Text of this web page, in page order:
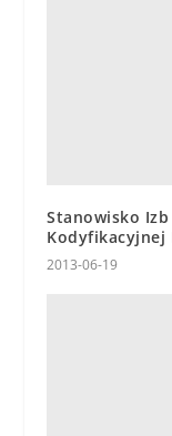
Stanowisko
Kodyfikacyjnej
2013-06-19